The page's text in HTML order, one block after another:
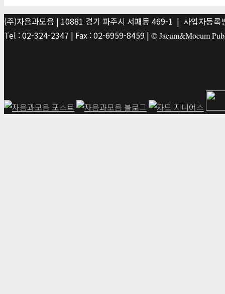
(주)자음과모음 | 10881 경기 파주시 서패동 469-1 | 사업자등
Tel : 02-324-2347 | Fax : 02-6959-8459 | © Jaeum&Moeum